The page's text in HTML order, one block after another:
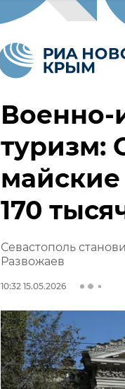
Военно-
туризм:
170
Севастополь
Развожаев
10:32 15.05.2026